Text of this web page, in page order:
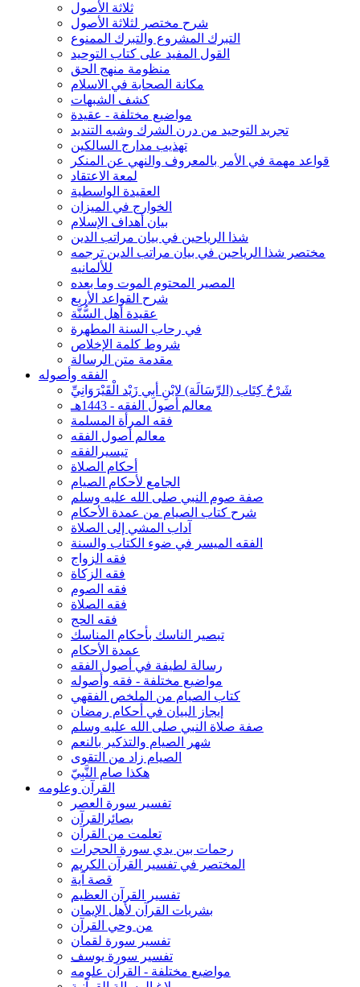
ثلاثة الأصول
شرح مختصر لثلاثة الأصول
التبرك المشروع والتبرك الممنوع
القول المفيد على كتاب التوحيد
منظومة منهج الحق
مكانة الصحابة في الاسلام
كشف الشبهات
مواضيع مختلفة - عقيدة
تجريد التوحيد من درن الشرك وشبه التنديد
تهذيب مدارج السالكين
قواعد مهمة في الأمر بالمعروف والنهي عن المنكر
لمعة الاعتقاد
العقيدة الواسطية
الخوارج في الميزان
بيان أهداف الإسلام
شذا الرياحين في بيان مراتب الدين
مختصر شذا الرياحين في بيان مراتب الدين ترجمه
للألمانيه
المصير المحتوم الموت وما بعده
شرح القواعد الأربع
عقيدة أهل السُّنَّة
في رحاب السنة المطهرة
شروط كلمة الإخلاص
مقدمة متن الرسالة
الفقه وأصوله
شَرْحُ كِتَاب (الرِّسَالَة) لابْنِ أبِي زَيْد الْقَيْرَوَانِيِّ
معالم أصول الفقه - 1443هـ
فقه المرأة المسلمة
معالم أصول الفقه
تيسيرالفقه
أحكام الصلاة
الجامع لأحكام الصيام
صفة صوم النبي صلى الله عليه وسلم
شرح كتاب الصيام من عمدة الأحكام
آداب المشي إلى الصلاة
الفقه الميسر في ضوء الكتاب والسنة
فقه الزواج
فقه الزكاة
فقه الصوم
فقه الصلاة
فقه الحج
تبصير الناسك بأحكام المناسك
عمدة الأحكام
رسالة لطيفة في أصول الفقه
مواضيع مختلفة - فقه وأصوله
كتاب الصيام من الملخص الفقهي
إيجاز البيان في أحكام رمضان
صفة صلاة النبي صلى الله عليه وسلم
شهر الصيام والتذكير بالنعم
الصيام زاد من التقوى
هكذا صام النَّبِيّ
القرآن وعلومه
تفسير سورة العصر
بصائرالقرآن
تعلمت من القرآن
رحمات بين يدي سورة الحجرات
المختصر في تفسير القرآن الكريم
قصة آية
تفسير القرآن العظيم
بشريات القرآن لأهل الإيمان
من وحي القرآن
تفسير سورة لقمان
تفسير سورة يوسف
مواضيع مختلفة - القرآن علومه